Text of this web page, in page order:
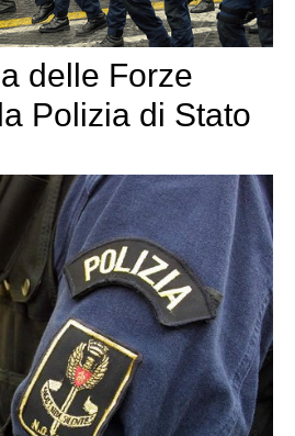
delle Forze
Polizia di Stato